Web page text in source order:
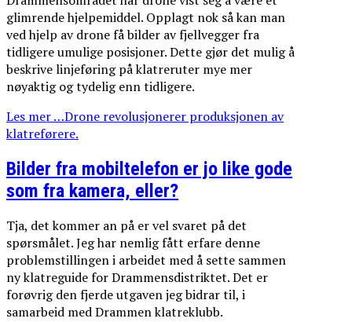
glimrende hjelpemiddel. Opplagt nok så kan man
ved hjelp av drone få bilder av fjellvegger fra
tidligere umulige posisjoner. Dette gjør det mulig å
beskrive linjeføring på klatreruter mye mer
nøyaktig og tydelig enn tidligere.
Les mer …Drone revolusjonerer produksjonen av
klatreførere.
Bilder fra mobiltelefon er jo like gode
som fra kamera, eller?
Tja, det kommer an på er vel svaret på det
spørsmålet. Jeg har nemlig fått erfare denne
problemstillingen i arbeidet med å sette sammen
ny klatreguide for Drammensdistriktet. Det er
forøvrig den fjerde utgaven jeg bidrar til, i
samarbeid med Drammen klatreklubb.